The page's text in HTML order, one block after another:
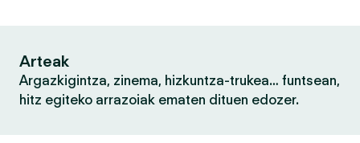
Arteak
Argazkigintza, zinema, hizkuntza-trukea… funtsean,
hitz egiteko arrazoiak ematen dituen edozer.